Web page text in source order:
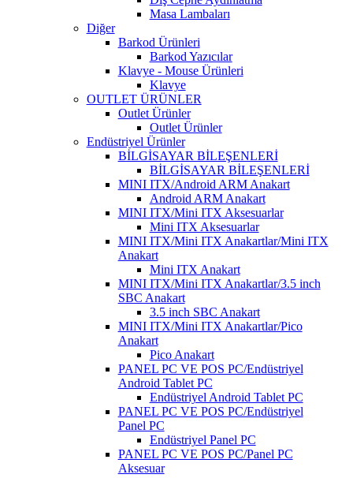
Masa Lambaları
Diğer
Barkod Ürünleri
Barkod Yazıcılar
Klavye - Mouse Ürünleri
Klavye
OUTLET ÜRÜNLER
Outlet Ürünler
Outlet Ürünler
Endüstriyel Ürünler
BİLGİSAYAR BİLEŞENLERİ
BİLGİSAYAR BİLEŞENLERİ
MINI ITX/Android ARM Anakart
Android ARM Anakart
MINI ITX/Mini ITX Aksesuarlar
Mini ITX Aksesuarlar
MINI ITX/Mini ITX Anakartlar/Mini ITX
Anakart
Mini ITX Anakart
MINI ITX/Mini ITX Anakartlar/3.5 inch
SBC Anakart
3.5 inch SBC Anakart
MINI ITX/Mini ITX Anakartlar/Pico
Anakart
Pico Anakart
PANEL PC VE POS PC/Endüstriyel
Android Tablet PC
Endüstriyel Android Tablet PC
PANEL PC VE POS PC/Endüstriyel
Panel PC
Endüstriyel Panel PC
PANEL PC VE POS PC/Panel PC
Aksesuar